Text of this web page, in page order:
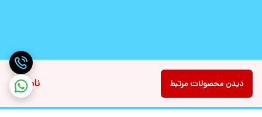
ناموجود دیدن محصولات مرتبط